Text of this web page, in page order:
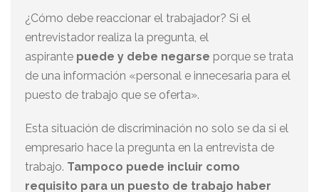
¿Cómo debe reaccionar el trabajador? Si el
entrevistador realiza la pregunta, el
aspirante puede y debe negarse porque se trata
de una información «personal e innecesaria para el
puesto de trabajo que se oferta».
Esta situación de discriminación no solo se da si el
empresario hace la pregunta en la entrevista de
trabajo. Tampoco puede incluir como
requisito para un puesto de trabajo haber